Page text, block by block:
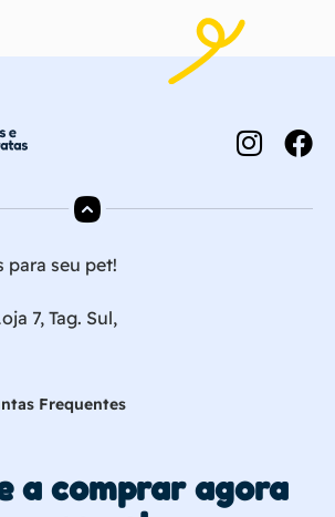
para seu pet!
7, Tag. Sul,
Frequentes
a comprar agora